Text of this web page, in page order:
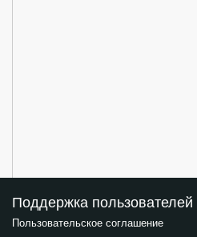
Поддержка пользователей
Пользовательское соглашение